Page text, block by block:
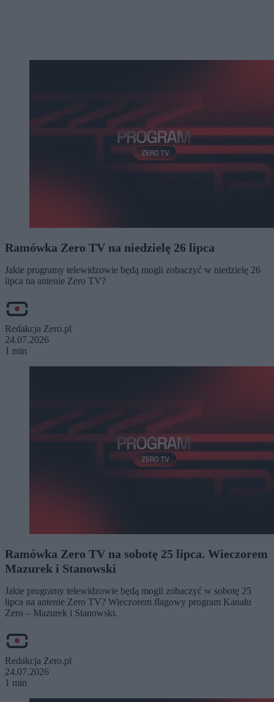
Ramówka Zero TV na niedzielę 26 lipca
Jakie programy telewidzowie będą mogli zobaczyć w niedzielę 26
lipca na antenie Zero TV?
Redakcja Zero.pl
24.07.2026
1 min
Ramówka Zero TV na sobotę 25 lipca. Wieczorem
Mazurek i Stanowski
Jakie programy telewidzowie będą mogli zobaczyć w sobotę 25
lipca na antenie Zero TV? Wieczorem flagowy program Kanału
Zero – Mazurek i Stanowski.
Redakcja Zero.pl
24.07.2026
1 min